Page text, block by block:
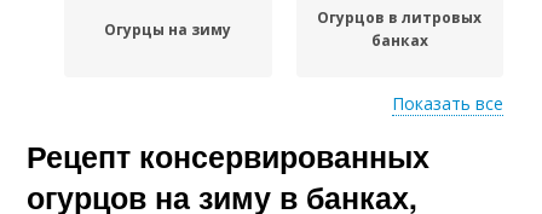
Огурцы на зиму
Огурцов в литровых
банках
Малосольные огурцы
Огурцы без
стерилизации
Показать все
Рецепт консервированных
огурцов на зиму в банках,